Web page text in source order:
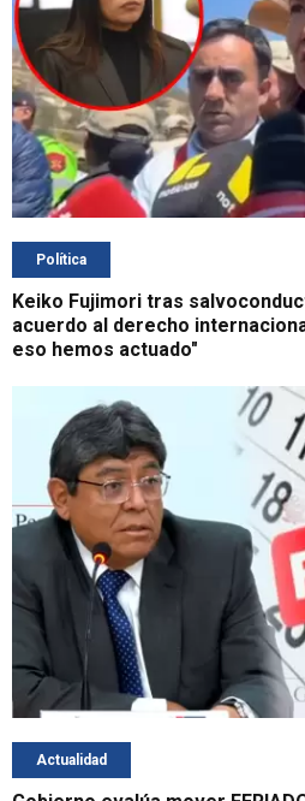
Política
Keiko Fujimori tras
acuerdo al derecho
eso hemos actuado"
Actualidad